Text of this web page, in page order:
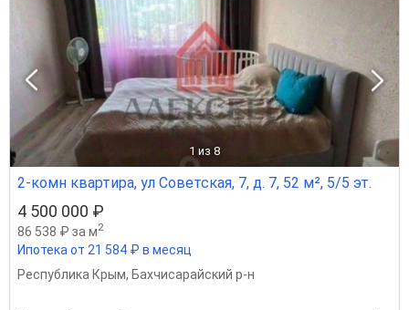
1 из 8
2-комн квартира, ул Советская, 7, д. 7, 52 м², 5/5 эт.
4 500 000 ₽
86 538 ₽ за м2
Ипотека от 21 584 ₽ в месяц
Республика Крым, Бахчисарайский р-н